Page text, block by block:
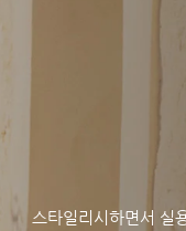
스타일리시하면서 실